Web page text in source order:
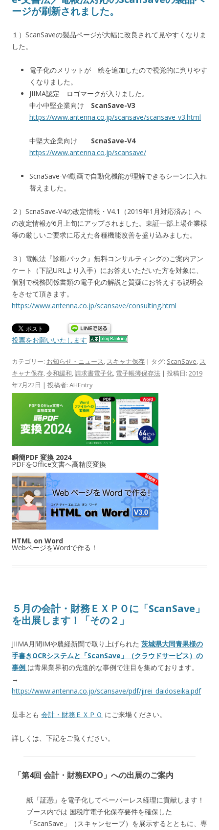
ージが刷新されました。
１）ScanSaveの製品ページが大幅に改良されて見やすくなりま
した。
電子化のメリットが 絵を追加したので視覚的に判りやす
くなりました。
JIIMA認定 ロゴマークが入りました。
中小中堅企業向け ScanSave-V3
https://www.antenna.co.jp/scansave/scansave-v3.html
中堅大企業向け ScnaSave-V4
https://www.antenna.co.jp/scansave/
ScnaSave-V4動画で自動化機能が理解できるシーンに入れ
替えました。
２）ScnaSave-V4の改定情報・V4.1（2019年1月対応済み）へ
の改定情報が6月上旬にアップされました。東証一部上場企業様
等の厳しいご要求に応えた各種機能改善を盛り込みました。
３）電帳法『診断パック』無料コンサルティングのご案内アン
ケート（下記URLより入手）にお答えいただいた方を対象に、
個別で税務関係書類の電子化の解説と質疑にお答えする説明会
をさせて頂きます。
https://www.antenna.co.jp/scansave/consulting.html
投票をお願いいたします
カテゴリー: お知らせ・ニュース, スキャナ保存 | タグ: ScanSave, ス
キャナ保存,令和緩和,請求書電子化, 電子帳簿保存法 | 投稿日: 2019
年7月22日 | 投稿者: AHEntry
瞬簡PDF 変換 2024
PDFをOffice文書へ高精度変換
HTML on Word
WebページをWordで作る！
５月の会計・財務ＥＸＰＯに「ScanSave」
を出展します！「その２」
JIIMA月間IMや農経新聞で取り上げられた 茨城県大同青果様の
手書きOCRシステムと「ScanSave」（クラウドサービス）の
事例 は青果業界初の先進的な事例で注目を集めております。
→
https://www.antenna.co.jp/scansave/pdf/jirei_daidoseika.pdf
是非とも 会計・財務ＥＸＰＯ にご来場ください。
詳しくは、下記をご覧ください。
「第4回 会計・財務EXPO」への出展のご案内
紙「証憑」を電子化してペーパーレス経理に貢献します！
ブース内では 国税庁電子化保存要件を確保した
「ScanSave」（スキャンセーブ）を展示するとともに、専